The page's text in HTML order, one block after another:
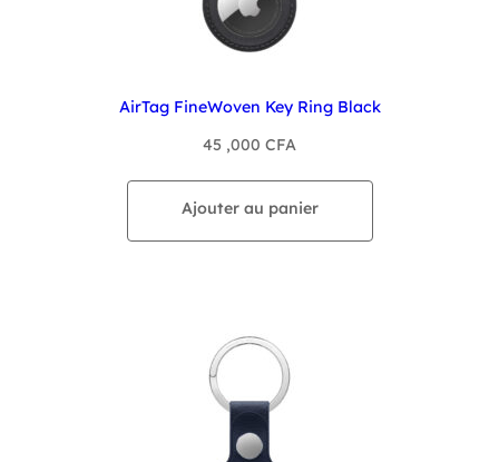
AirTag FineWoven Key Ring Black
45 ,000 CFA
Ajouter au panier